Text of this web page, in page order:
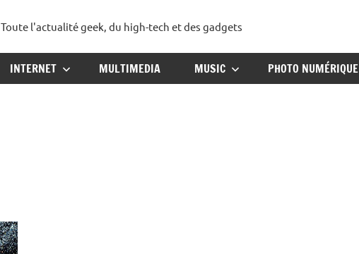
lebloggadget
Toute l'actualité geek, du high-tech et des gadgets
INTERNET MULTIMEDIA MUSIC PHOTO NUMÉRIQUE